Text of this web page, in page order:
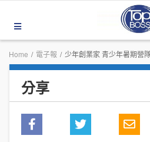
Home / 電子報 / 少年創業家 青少年暑期營
分享